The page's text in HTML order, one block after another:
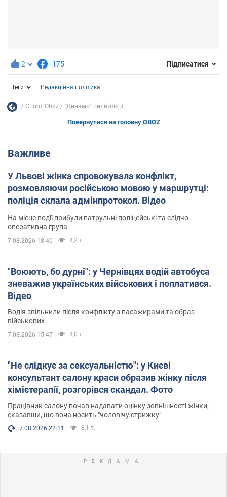
2 175 Підписатися
Теги Редакційна політика
Спорт Oboz "Динамо" вилетіло з...
Повернутися на головну OBOZ
Важливе
У Львові жінка спровокувала конфлікт,
розмовляючи російською мовою у маршрутці:
поліція склала адмінпротокол. Відео
На місце події прибули патрульні поліцейські та слідчо-
оперативна група
7.08.2026 18:40 8,2 т.
"Воюють, бо дурні": у Чернівцях водій автобуса
зневажив українських військових і поплатився.
Відео
Водія звільнили після конфлікту з пасажирами та образ
військових
7.08.2026 15:47 8,0 т.
"Не слідкує за сексуальністю": у Києві
консультант салону краси образив жінку після
хімієтерапії, розгорівся скандал. Фото
Працівник салону почав надавати оцінку зовнішності жінки,
сказавши, що вона носить "чоловічу стрижку"
7.08.2026 22:11 8,1 т.